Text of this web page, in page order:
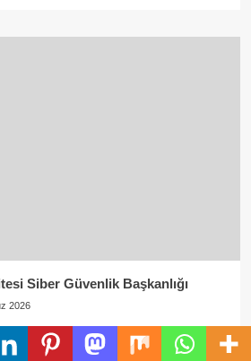
Siber Güvenlik Başkanlığı
2026